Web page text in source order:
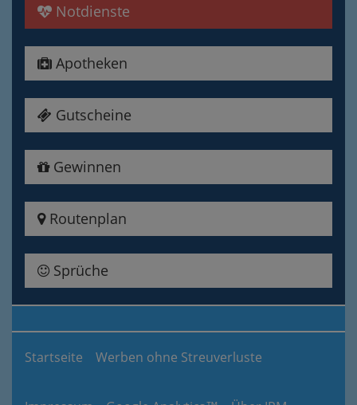
Notdienste
Apotheken
Gutscheine
Gewinnen
Routenplan
Sprüche
Startseite Werben ohne Streuverluste